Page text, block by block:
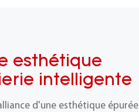
esthétique
intelligente
d'une esthétique épurée